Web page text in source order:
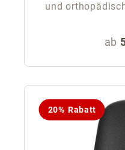
und
ab
20% Rabatt